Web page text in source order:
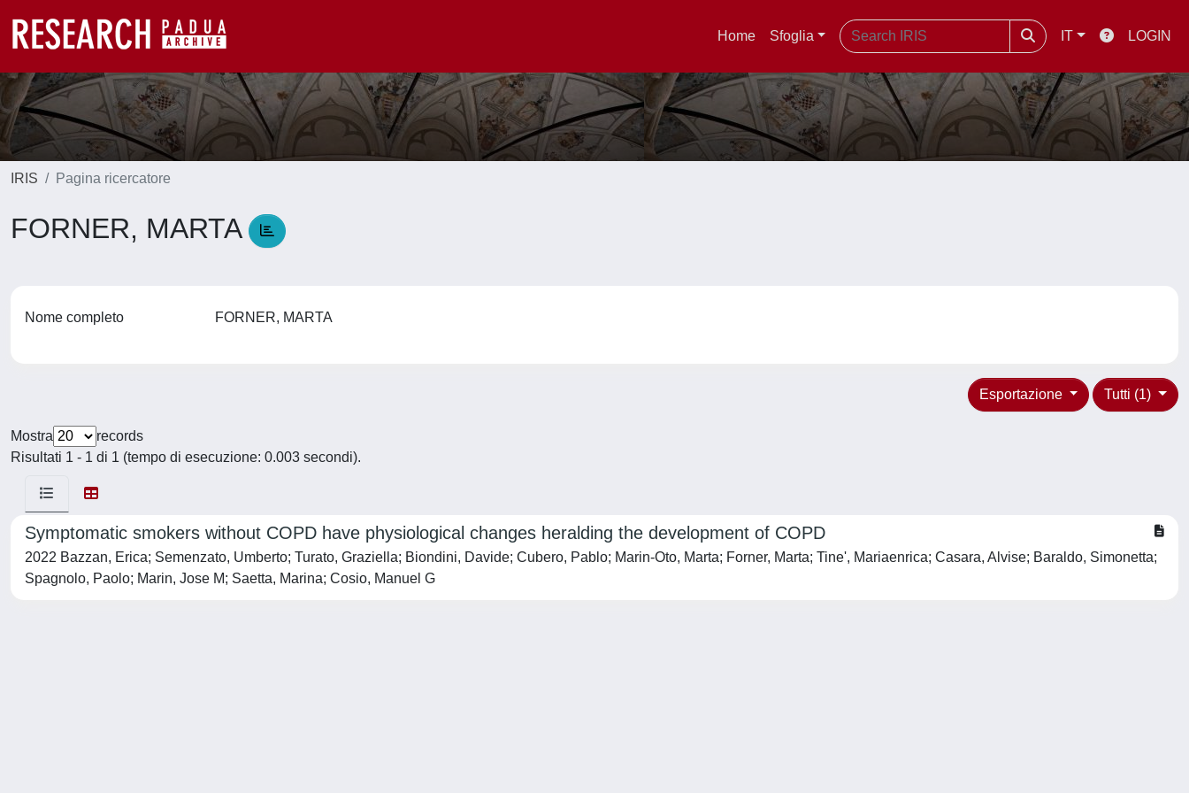
Home Sfoglia IT LOGIN
IRIS Pagina ricercatore
FORNER, MARTA
Nome completo FORNER, MARTA
Tutti (1)
Esportazione
Mostra
records
Risultati 1 - 1 di 1 (tempo di esecuzione: 0.003 secondi).
Symptomatic smokers without COPD have physiological changes heralding the development of COPD
2022 Bazzan, Erica; Semenzato, Umberto; Turato, Graziella; Biondini, Davide; Cubero, Pablo; Marin-Oto, Marta; Forner, Marta; Tine', Mariaenrica; Casara, Alvise; Baraldo, Simonetta;
Spagnolo, Paolo; Marin, Jose M; Saetta, Marina; Cosio, Manuel G